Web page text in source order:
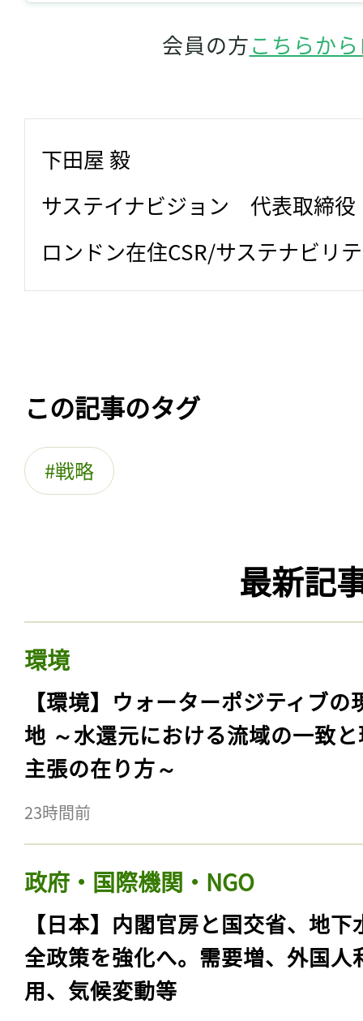
会員の方こちらか
下田屋 毅
サステイナビジョン　代表取締役
ロンドン在住CSR/サステナビリ
この記事のタグ
戦略
最新記
環境
【環境】ウォーターポジティブの
地 ～水還元における流域の一致
主張の在り方～
23時間前
政府・国際機関・NGO
【日本】内閣官房と国交省、地下
全政策を強化へ。需要増、外国人
用、気候変動等記事をお気に入りに